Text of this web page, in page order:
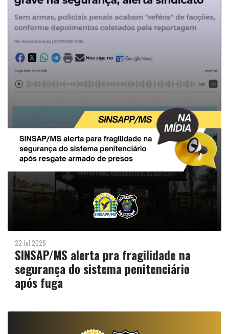
22 Jul 2026
SINSAP/MS alerta pra fragilidade na
segurança do sistema penitenciário
após fuga